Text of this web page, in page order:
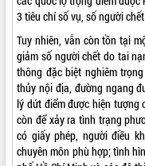
3 tiêu chí số vụ, số người
Tuy nhiên, vẫn còn tồn tại
giảm số người chết do tai
thông đặc biệt nghiêm
thủy nội địa, đường ngang
lý dứt điểm được hiện tượng
còn để xảy ra tình trạng
có giấy phép, người điều
chuyên môn phù hợp; tình